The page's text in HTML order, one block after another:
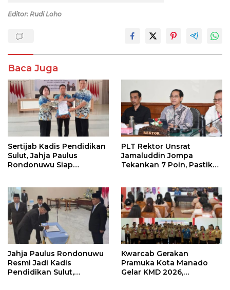
Editor: Rudi Loho
Baca Juga
Sertijab Kadis Pendidikan
Sulut, Jahja Paulus
Rondonuwu Siap
PLT Rektor Unsrat
Jamaluddin Jompa
Tekankan 7 Poin, Pastikan
Jahja Paulus Rondonuwu
Resmi Jadi Kadis
Pendidikan Sulut,
Kwarcab Gerakan
Pramuka Kota Manado
Gelar KMD 2026,